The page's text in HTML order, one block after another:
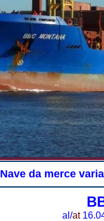
Nave da merce varia
al/at